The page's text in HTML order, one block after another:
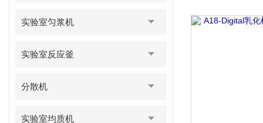
实验室匀浆机
实验室反应釜
分散机
实验室均质机